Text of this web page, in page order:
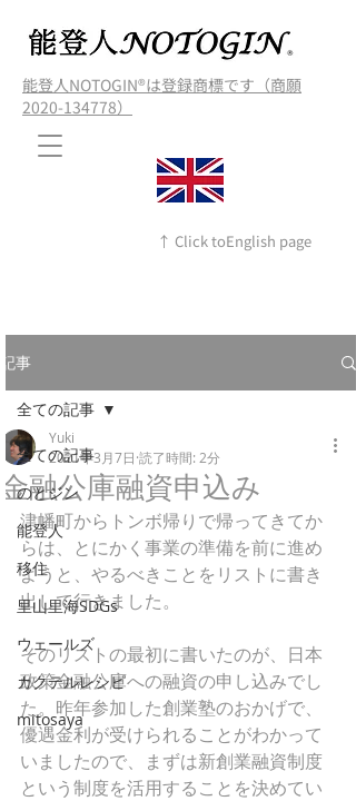
能登人NOTOGIN®️は登録商標です（商願
2020-134778）
↑ Click toEnglish page
記事
全ての記事
のとジン
能登人
移住
里山里海SDGs
ウェールズ
カクテルレシピ
mitosaya
全ての記事
金融公庫融資申込み
Yuki
2021年3月7日 読了時間: 2分
津幡町からトンボ帰りで帰ってきてか
らは、とにかく事業の準備を前に進め
ようと、やるべきことをリストに書き
出して行きました。
そのリストの最初に書いたのが、日本
政策金融公庫への融資の申し込みでし
た。昨年参加した創業塾のおかげで、
優遇金利が受けられることがわかって
いましたので、まずは新創業融資制度
という制度を活用することを決めてい